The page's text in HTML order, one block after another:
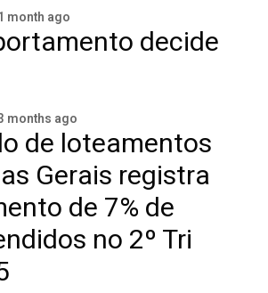
month ago
decide
months ago
de loteamentos
Gerais registra
de 7% de
no 2º Tri